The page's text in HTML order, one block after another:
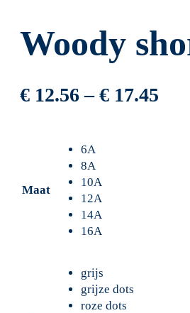
Woody
€ 12.56–€ 17.45
Maat
6A
8A
10A
12A
14A
16A
grijs
grijze dots
roze dots